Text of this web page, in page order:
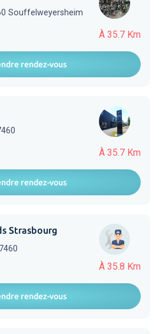
À 35.7 Km
Souffelweyersheim
rendez-vous
À 35.7 Km
rendez-vous
À 35.8 Km
Strasbourg
rendez-vous